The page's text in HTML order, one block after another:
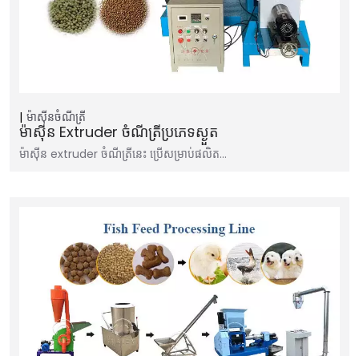
ម៉ាស៊ីនចំណីត្រី
ម៉ាស៊ីន Extruder ចំណីត្រីប្រភេទស្ងួត
ម៉ាស៊ីន extruder ចំណីត្រីនេះ ប្រើសម្រាប់ផលិត…